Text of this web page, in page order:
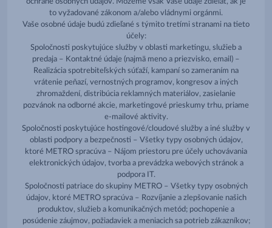
ochrane osobných údajov. Môžeme však Vaše údaje zdieľať, ak je
to vyžadované zákonom a/alebo vládnymi orgánmi.
Vaše osobné údaje budú zdieľané s týmito tretími stranami na tieto
účely:
Spoločnosti poskytujúce služby v oblasti marketingu, služieb a
predaja – Kontaktné údaje (najmä meno a priezvisko, email) –
Realizácia spotrebiteľských súťaží, kampaní so zameraním na
vrátenie peňazí, vernostných programov, kongresov a iných
zhromaždení, distribúcia reklamných materiálov, zasielanie
pozvánok na odborné akcie, marketingové prieskumy trhu, priame
e-mailové aktivity.
Spoločnosti poskytujúce hostingové/cloudové služby a iné služby v
oblasti podpory a bezpečnosti – Všetky typy osobných údajov,
ktoré METRO spracúva – Nájom priestoru pre účely uchovávania
elektronických údajov, tvorba a prevádzka webových stránok a
podpora IT.
Spoločnosti patriace do skupiny METRO – Všetky typy osobných
údajov, ktoré METRO spracúva – Rozvíjanie a zlepšovanie našich
produktov, služieb a komunikačných metód; pochopenie a
posúdenie záujmov, požiadaviek a meniacich sa potrieb zákazníkov;